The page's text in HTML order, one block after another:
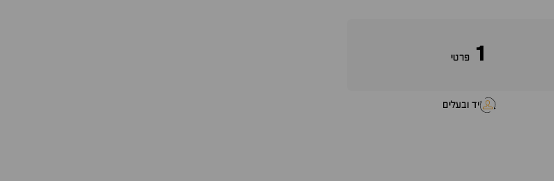
1 פרטי
יד ובעלים